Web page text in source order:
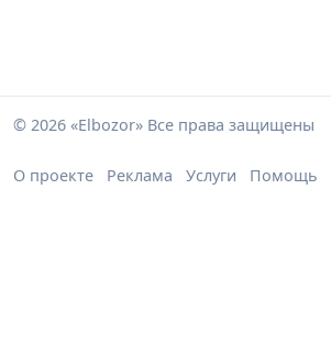
© 2026 «Elbozor» Все права защищены
О проекте Реклама Услуги Помощь